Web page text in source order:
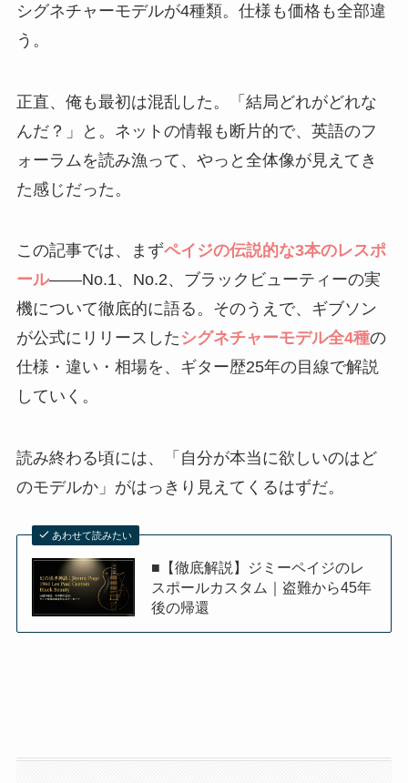
シグネチャーモデルが4種類。仕様も価格も全部違
う。
正直、俺も最初は混乱した。「結局どれがどれな
んだ？」と。ネットの情報も断片的で、英語のフ
ォーラムを読み漁って、やっと全体像が見えてき
た感じだった。
この記事では、まずペイジの伝説的な3本のレスポ
ール――No.1、No.2、ブラックビューティーの実
機について徹底的に語る。そのうえで、ギブソン
が公式にリリースした シグネチャーモデル全4種の
仕様・違い・相場を、ギター歴25年の目線で解説
していく。
読み終わる頃には、「自分が本当に欲しいのはど
のモデルか」がはっきり見えてくるはずだ。
あわせて読みたい
■【徹底解説】ジミーペイジのレ
スポールカスタム｜盗難から45年
後の帰還